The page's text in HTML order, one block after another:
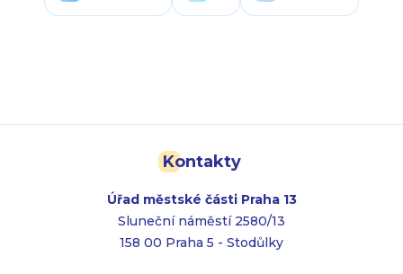
Kontakty
Úřad městské části Praha 13
Sluneční náměstí 2580/13
158 00 Praha 5 - Stodůlky